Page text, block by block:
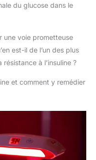
du glucose dans le
une voie prometteuse
est-il de l’un des plus
à l’insuline ?
et comment y remédier